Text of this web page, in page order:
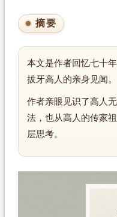
摘要
本文是作者回忆七十
拔牙高人的亲身见闻。
作者亲眼见识了高人
法，也从高人的传家
层思考。